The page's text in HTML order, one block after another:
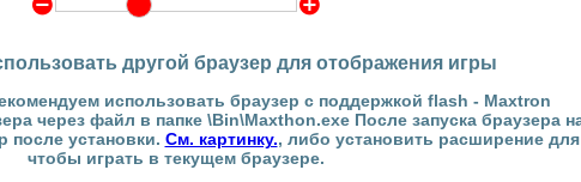
другой браузер для отображения игры
использовать браузер с поддержкой flash - Maxtron
через файл в папке \Bin\Maxthon.exe После запуска браузера
после установки. См. картинку., либо установить расширение
чтобы играть в текущем браузере.